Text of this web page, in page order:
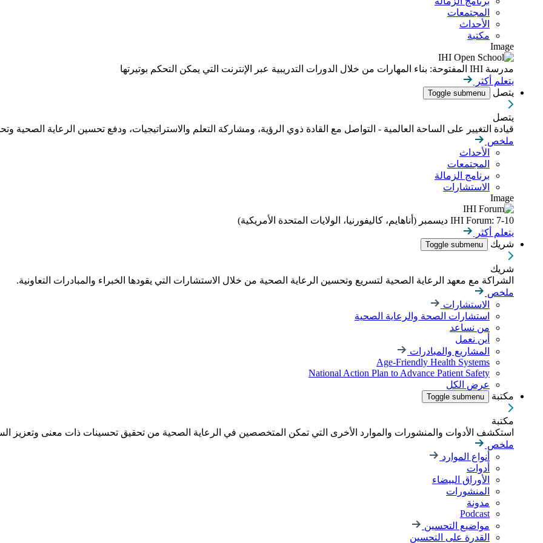
المجتمعات
الأحداث
مكتبة
Image
مدرسة IHI المفتوحة: بناء المهارات من خلال الدورات التدريبية عبر الإنترنت التي يمكن التحكم بوتيرتها
يتعلم أكثر
يتصل
Toggle submenu
يتصل
قيادة التغيير على الساحة العالمية - التواصل مع القادة ذوي الرؤية، ومشاركة التعلم والاستراتيجيات، ودفع تحسين الرعاية الصحية
ملخص
الأحداث
المجتمعات
برنامج الزمالة
الاستشارات
Image
IHI Forum: 7-10 ديسمبر (أناهايم، كاليفورنيا، الولايات المتحدة الأمريكية)
يتعلم أكثر
شريك
Toggle submenu
شريك
الشراكة مع معهد الرعاية الصحية لتسريع وتحسين الرعاية الصحية من خلال الاستشارات التي يقودها الخبراء والمبادرات التعاونية.
ملخص
الاستشارات
استشارات الصحة والرعاية الصحية
من نساعد
أين نعمل
المشاريع والمبادرات
Age-Friendly Health Systems
National Action Plan to Advance Patient Safety
عرض الكل
مكتبة
Toggle submenu
مكتبة
استكشف الأدوات والمنشورات والموارد الأخرى التي تمكن المتخصصين في الرعاية الصحية من تحقيق تحسينات ذات معنى وتعزيز
ملخص
أنواع الموارد
أدوات
الأوراق البيضاء
المنشورات
مدونة
Podcast
مواضيع التحسين
القدرة على التحسين